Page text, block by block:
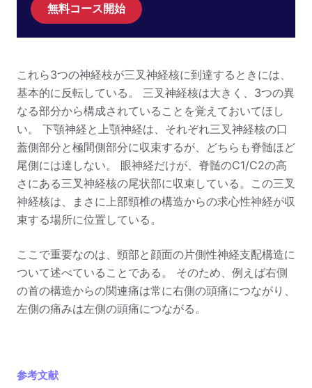
無料コース開始
これら3つの神経枝が三叉神経核に到達するときには、
基本的に反転している。 三叉神経核は大きく、3つの異
なる部分から構成されていることを覚えておいてほし
い。 下顎神経と上顎神経は、それぞれ三叉神経核の口
蓋側部分と極間側部分に収束するが、どちらも脊髄ほど
尾側には達しない。 眼神経だけが、脊髄のC1/C2の高
さにある三叉神経核の尾状部に収束している。この三叉
神経核は、まさに上部頸椎の構造からの求心性神経が収
束する場所に位置している。
ここで重要なのは、頸部と顔面の片側性神経支配構造に
ついて述べていることである。 そのため、例えば右側
の首の構造からの関連痛は常に右側の頭痛につながり、
左側の痛みは左側の頭痛につながる。
参考文献